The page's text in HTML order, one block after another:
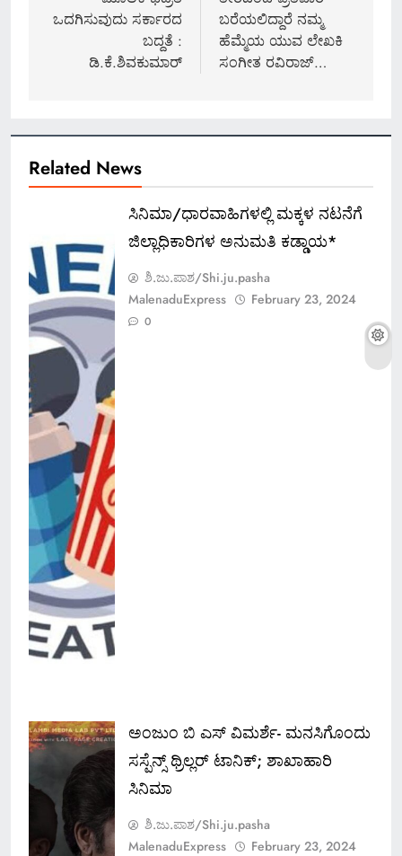
ಒದಗಿಸುವುದು ಸರ್ಕಾರದ
ಬದ್ದತೆ :
ಡಿ.ಕೆ.ಶಿವಕುಮಾರ್
ಬರೆಯಲಿದ್ದಾರೆ ನಮ್ಮ
ಹೆಮ್ಮೆಯ ಯುವ ಲೇಖಕಿ
ಸಂಗೀತ ರವಿರಾಜ್…
Related News
ಸಿನಿಮಾ/ಧಾರವಾಹಿಗಳಲ್ಲಿ ಮಕ್ಕಳ ನಟನೆಗೆ
ಜಿಲ್ಲಾಧಿಕಾರಿಗಳ ಅನುಮತಿ ಕಡ್ಡಾಯ*
ಶಿ.ಜು.ಪಾಶ/Shi.ju.pasha
MalenaduExpress
February 23, 2024
0
ಅಂಜುಂ ಬಿ ಎಸ್ ವಿಮರ್ಶೆ- ಮನಸಿಗೊಂದು
ಸಸ್ಪೆನ್ಸ್ ಥ್ರಿಲ್ಲರ್ ಟಾನಿಕ್; ಶಾಖಾಹಾರಿ
ಸಿನಿಮಾ
ಶಿ.ಜು.ಪಾಶ/Shi.ju.pasha
MalenaduExpress
February 23, 2024